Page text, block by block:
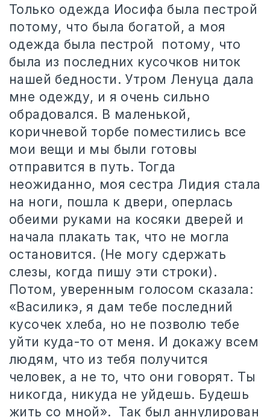
Только одежда Иосифа была пестрой
потому, что была богатой, а моя
одежда была пестрой
потому, что
была из последних кусочков ниток
нашей бедности. Утром Ленуца дала
мне одежду, и я очень сильно
обрадовался. В маленькой,
коричневой торбе поместились все
мои вещи и мы были готовы
отправится в путь. Тогда
неожиданно, моя сестра Лидия стала
на ноги, пошла к двери, оперлась
обеими руками на косяки дверей и
начала плакать так, что не могла
остановится. (Не могу сдержать
слезы, когда пишу эти строки).
Потом, уверенным голосом сказала:
«Василикэ, я дам тебе последний
кусочек хлеба, но не позволю тебе
уйти куда-то от меня. И докажу всем
людям, что из тебя получится
человек, а не то, что они говорят. Ты
никогда, никуда не уйдешь. Будешь
жить со мной». Так был аннулирован